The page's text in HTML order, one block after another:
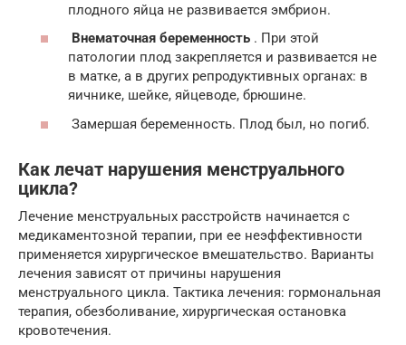
плодного яйца не развивается эмбрион.
Внематочная беременность . При этой
патологии плод закрепляется и развивается не
в матке, а в других репродуктивных органах: в
яичнике, шейке, яйцеводе, брюшине.
Замершая беременность. Плод был, но погиб.
Как лечат нарушения менструального
цикла?
Лечение менструальных расстройств начинается с
медикаментозной терапии, при ее неэффективности
применяется хирургическое вмешательство. Варианты
лечения зависят от причины нарушения
менструального цикла. Тактика лечения: гормональная
терапия, обезболивание, хирургическая остановка
кровотечения.